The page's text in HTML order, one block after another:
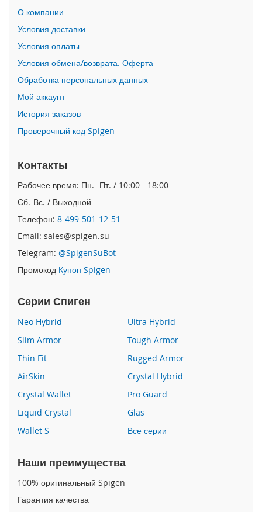
P
h
o
n
e
1
7
P
r
o
i
o
n
e
A
i
r
i
P
h
e
7
P
h
o
n
1
6
P
o
a
О компании
Условия доставки
Условия оплаты
Условия обмена/возврата. Оферта
Обработка персональных данных
Мой аккаунт
История заказов
Проверочный код Spigen
Контакты
Рабочее время: Пн.- Пт. / 10:00 - 18:00
Сб.-Вс. / Выходной
Телефон: 8-499-501-12-51
Email: sales@spigen.su
Telegram: @SpigenSuBot
Промокод Купон Spigen
Серии Спиген
Neo Hybrid
Ultra Hybrid
Slim Armor
Tough Armor
Thin Fit
Rugged Armor
AirSkin
Crystal Hybrid
Crystal Wallet
Pro Guard
Liquid Crystal
Glas
Wallet S
Все серии
Наши преимущества
100% оригинальный Spigen
Гарантия качества